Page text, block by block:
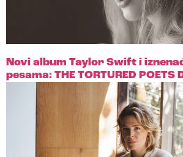
Novi album Taylor Swift i
pesama: THE TORTURED POETS